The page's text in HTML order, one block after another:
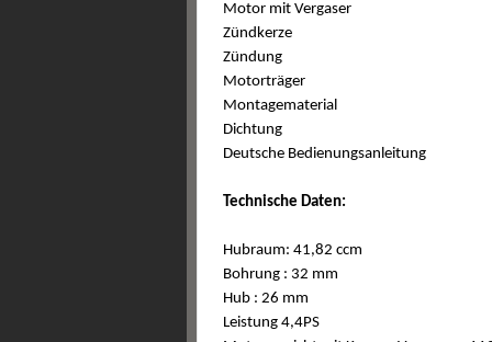
Motor mit Vergaser
Zündkerze
Zündung
Motorträger
Montagematerial
Dichtung
Deutsche Bedienungsanleitung
Technische Daten:
Hubraum: 41,82 ccm
Bohrung : 32 mm
Hub : 26 mm
Leistung 4,4PS